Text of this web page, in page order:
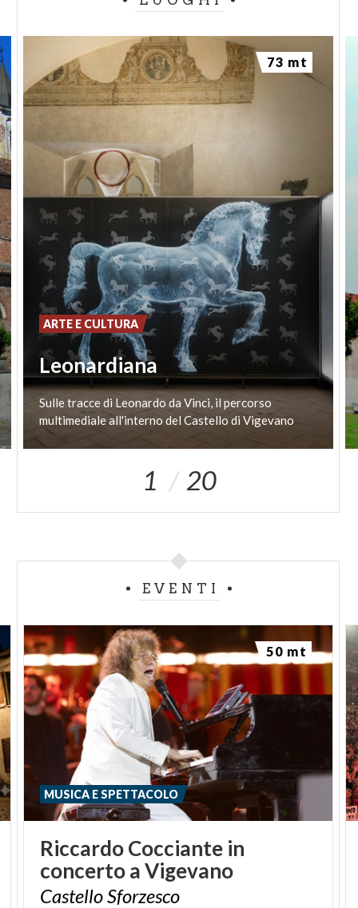
Leonardiana
Sulletraccedi Leonardo da Vinci, ilpercorso
multimedialeall'interno del Castello di Vigevano
ARTE E CULTURA
73 mt
1 20
EVENTI
RiccardoCocciante in
concertoaVigevano
CastelloSforzesco
MUSICA E SPETTACOLO
50 mt